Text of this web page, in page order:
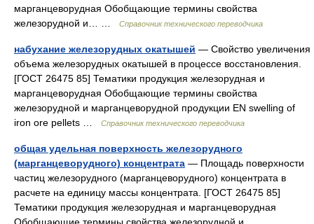
марганцеворудная Обобщающие термины свойства
железорудной и… …
Справочник технического переводчика
набухание железорудных окатышей — Свойство увеличения
объема железорудных окатышей в процессе восстановления.
[ГОСТ 26475 85] Тематики продукция железорудная и
марганцеворудная Обобщающие термины свойства
железорудной и марганцеворудной продукции EN swelling of
iron ore pellets …
Справочник технического переводчика
общая удельная поверхность железорудного
(марганцеворудного) концентрата — Площадь поверхности
частиц железорудного (марганцеворудного) концентрата в
расчете на единицу массы концентрата. [ГОСТ 26475 85]
Тематики продукция железорудная и марганцеворудная